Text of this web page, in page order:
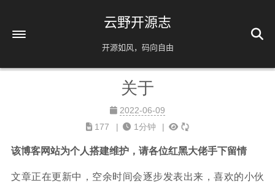
云野开源志
开源如风，码向自由
友情链接
AI相关
关于
2022-06-09
177
1分钟
该博客网站为个人搭建维护，请各位红黑大佬手下留情
文章正在更新中，空余时间会逐步发表出来，喜欢的小伙